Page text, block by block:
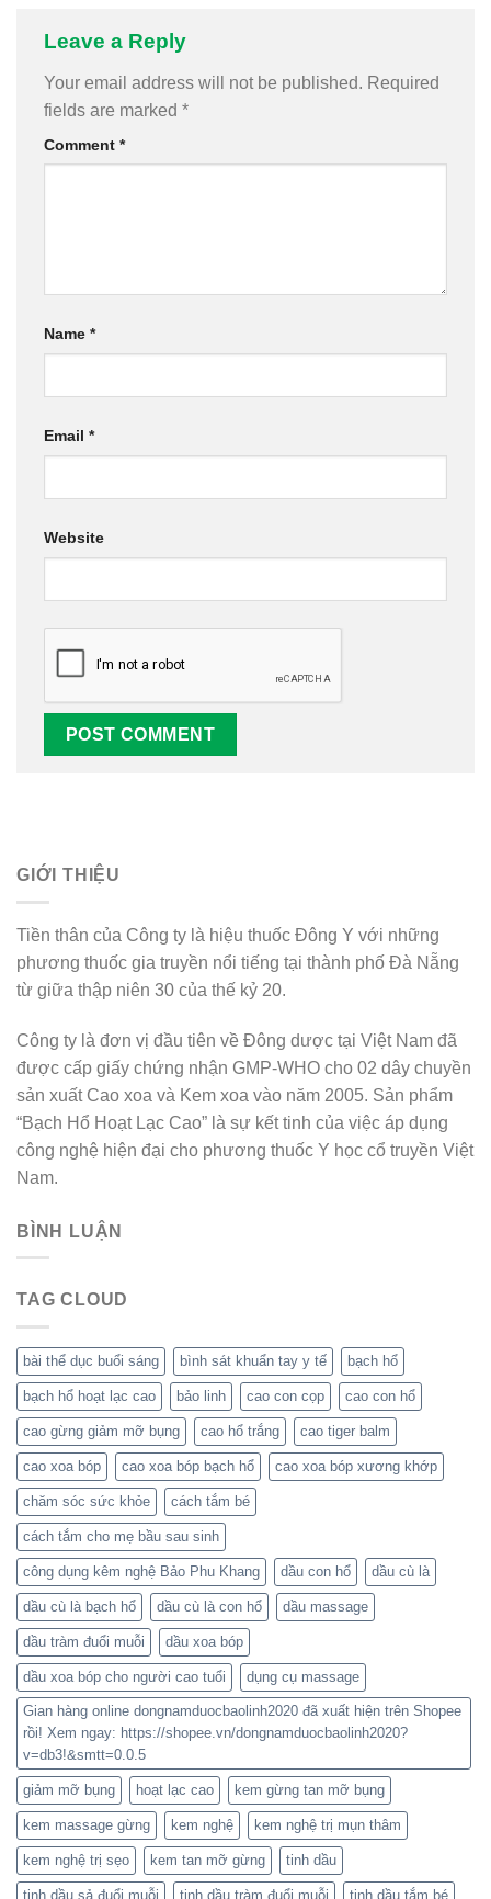
Leave a Reply
Your email address will not be published. Required
fields are marked *
Comment *
Name *
Email *
Website
GIỚI THIỆU
Tiền thân của Công ty là hiệu thuốc Đông Y với những
phương thuốc gia truyền nổi tiếng tại thành phố Đà Nẵng
từ giữa thập niên 30 của thế kỷ 20.
Công ty là đơn vị đầu tiên về Đông dược tại Việt Nam đã
được cấp giấy chứng nhận GMP-WHO cho 02 dây chuyền
sản xuất Cao xoa và Kem xoa vào năm 2005. Sản phẩm
“Bạch Hổ Hoạt Lạc Cao” là sự kết tinh của việc áp dụng
công nghệ hiện đại cho phương thuốc Y học cổ truyền Việt
Nam.
BÌNH LUẬN
TAG CLOUD
bài thể dục buổi sáng bình sát khuẩn tay y tế bạch hổ
bạch hổ hoạt lạc cao bảo linh cao con cọp cao con hổ
cao gừng giảm mỡ bụng cao hổ trắng cao tiger balm
cao xoa bóp cao xoa bóp bạch hổ cao xoa bóp xương khớp
chăm sóc sức khỏe cách tắm bé
cách tắm cho mẹ bầu sau sinh
công dụng kêm nghệ Bảo Phu Khang dầu con hổ dầu cù là
dầu cù là bạch hổ dầu cù là con hổ dầu massage
dầu tràm đuổi muỗi dầu xoa bóp
dầu xoa bóp cho người cao tuổi dụng cụ massage
Gian hàng online dongnamduocbaolinh2020 đã xuất hiện trên Shopee
rồi! Xem ngay: https://shopee.vn/dongnamduocbaolinh2020?
v=db3!&smtt=0.0.5
giảm mỡ bụng hoạt lạc cao kem gừng tan mỡ bụng
kem massage gừng kem nghệ kem nghệ trị mụn thâm
kem nghệ trị sẹo kem tan mỡ gừng tinh dầu
tinh dầu sả đuổi muỗi tinh dầu tràm đuổi muỗi tinh dầu tắm bé